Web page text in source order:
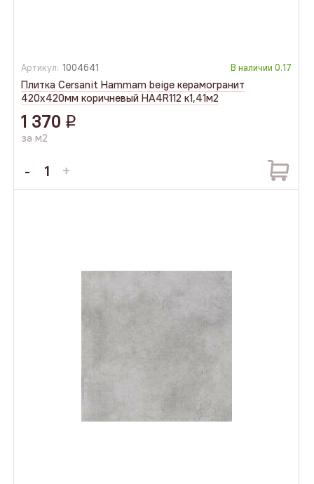
Артикул: 1004641 В наличии 0.17
Плитка Cersanit Hammam beige керамогранит
420х420мм коричневый HA4R112 к1,41м2
1 370 q
за м2